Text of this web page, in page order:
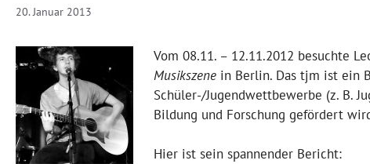
20. Januar 2013
Vom 08.11. – 12.11.2012 besuchte
Musikszenein Berlin. Das tjm ist ein
Schüler-/Jugendwettbewerbe (z. B.
Bildung und Forschung gefördert
Hier ist sein spannender Bericht: